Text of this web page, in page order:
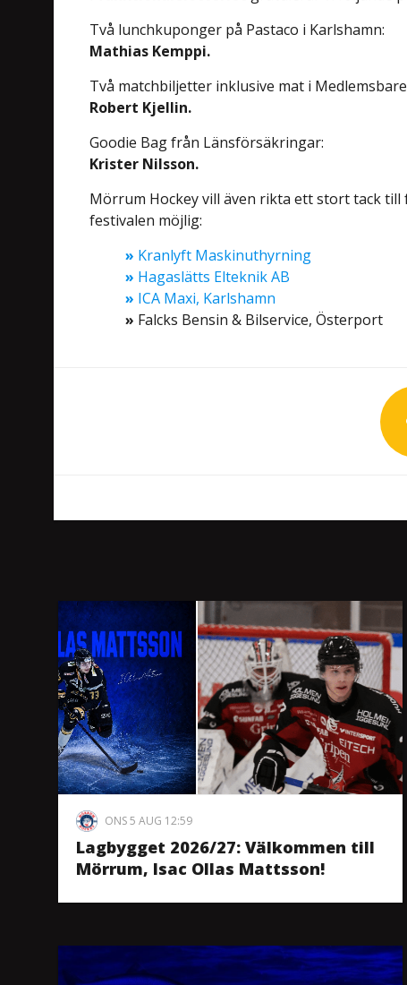
Två lunchkuponger på Pastaco i Karlshamn:
Mathias Kemppi.
Två matchbiljetter inklusive mat i
Robert Kjellin.
Goodie Bag från Länsförsäkringar:
Krister Nilsson.
Mörrum Hockey vill även rikta ett stort tack
festivalen möjlig:
» Kranlyft Maskinuthyrning
» Hagaslätts Elteknik AB
» ICA Maxi, Karlshamn
» Falcks Bensin & Bilservice, Österport
ONS 5 AUG 12:59
Lagbygget 2026/27: Välkommen till
Mörrum, Isac Ollas Mattsson!